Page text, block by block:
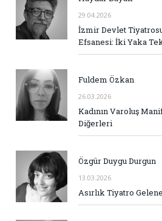
29.04.2026
İzmir Devlet
Efsanesi: İki Yaka
Fuldem Özkan
26.03.2026
Kadının Varoluş
Diğerleri
Özgür Duygu Durgun
13.03.2026
Asırlık Tiyatro